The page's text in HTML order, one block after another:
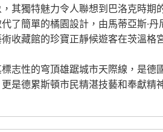
其獨特魅力令人聯想到巴洛克時
了簡單的橘園設計，由馬蒂亞斯·
收藏館的珍寶正靜候遊客在茨溫
志性的穹頂雄踞城市天際線，是
是德累斯頓市民精湛技藝和奉獻